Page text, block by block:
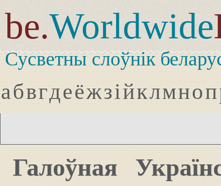
be.Worldwide
Сусветны слоўнік
абвгдеёжзійклмноп
Галоўная